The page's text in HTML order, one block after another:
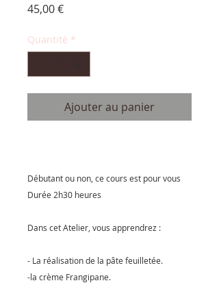
45,00 €Prix
Quantité *
Ajouter au panier
Débutant ou non, ce cours est pour vous
Durée 2h30 heures
Dans cet Atelier, vous apprendrez :
- La réalisation de la pâte feuilletée.
-la crème Frangipane.